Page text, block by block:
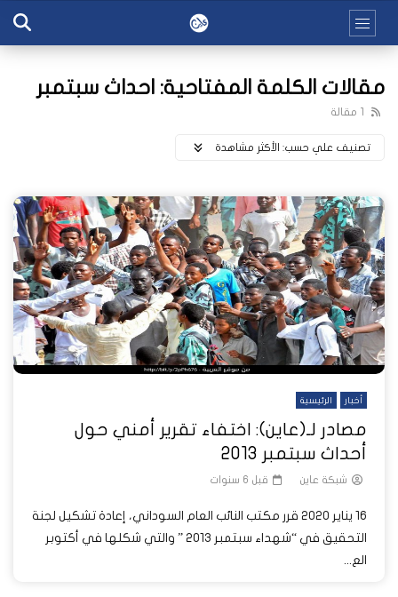
مقالات الكلمة المفتاحية: احداث سبتمبر
1 مقالة
تصنيف علي حسب: اﻷكثر مشاهدة
أخبار الرئيسية
مصادر لـ(عاين): اختفاء تقرير أمني حول
أحداث سبتمبر 2013
شبكة عاين قبل 6 سنوات
16 يناير 2020 قرر مكتب النائب العام السوداني، إعادة تشكيل لجنة
التحقيق في “شهداء سبتمبر 2013 ” والتي شكلها في أكتوبر
الع...